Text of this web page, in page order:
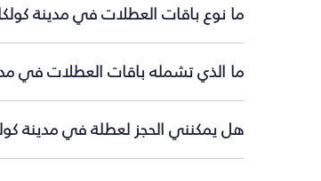
ما نوع باقات العطلات في مدينة
ما الذي تشمله باقات العطلات في
هل يمكنني الحجز لعطلة في مدينة